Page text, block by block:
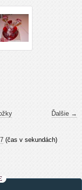
Ďalšie →
7(čas v sekundách)